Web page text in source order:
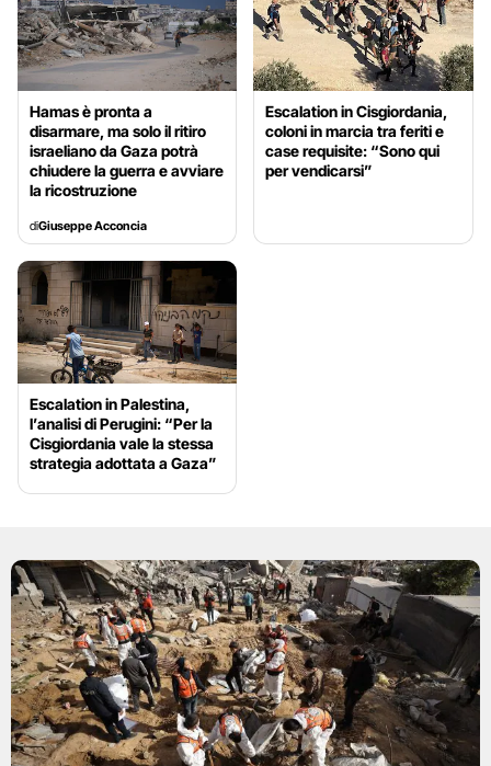
Hamas è pronta a
disarmare, ma solo il ritiro
israeliano da Gaza potrà
chiudere la guerra e avviare
la ricostruzione
diGiuseppe Acconcia
Escalation in Cisgiordania,
coloni in marcia tra feriti e
case requisite: “Sono qui
per vendicarsi”
Escalation in Palestina,
l’analisi di Perugini: “Per la
Cisgiordania vale la stessa
strategia adottata a Gaza”